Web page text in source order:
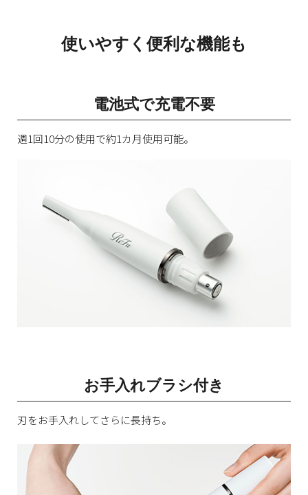
使いやすく便利な機能も
電池式で充電不要
週1回10分の使用で約1カ月使用可能。
お手入れブラシ付き
刃をお手入れしてさらに長持ち。